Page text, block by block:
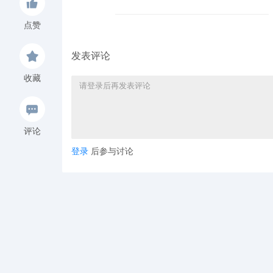
点赞
收藏
评论
发表评论
登录 后参与讨论